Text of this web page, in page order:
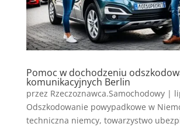
Pomoc w dochodzeniu
komunikacyjnych Berlin
przez Rzeczoznawca.Samochodowy|
Odszkodowanie powypadkowe w
techniczna niemcy, towarzystwo